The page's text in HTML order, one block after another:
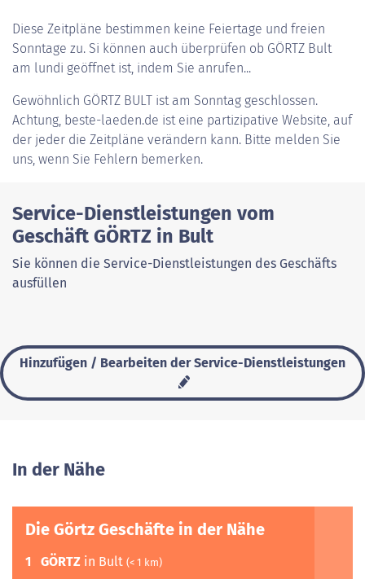
Diese Zeitpläne bestimmen keine Feiertage und freien
Sonntage zu. Si können auch überprüfen ob GÖRTZ Bult
am lundi geöffnet ist, indem Sie anrufen...
Gewöhnlich GÖRTZ BULT ist am Sonntag geschlossen.
Achtung, beste-laeden.de ist eine partizipative Website, auf
der jeder die Zeitpläne verändern kann. Bitte melden Sie
uns, wenn Sie Fehlern bemerken.
Service-Dienstleistungen vom
Geschäft GÖRTZ in Bult
Sie können die Service-Dienstleistungen des Geschäfts
ausfüllen
Hinzufügen / Bearbeiten der Service-Dienstleistungen
In der Nähe
Die Görtz Geschäfte in der Nähe
1 GÖRTZ in Bult (< 1 km)